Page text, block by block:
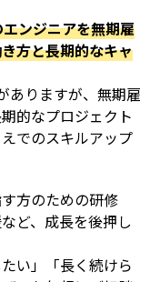
ンジニアを無期雇
方と長期的なキャ
ありますが、無期雇
的なプロジェクト
でのスキルアップ
方のための研修
ど、成長を後押し
い」「長く続けら